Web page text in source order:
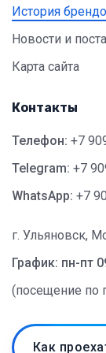
История
Новости и
Карта сайта
Контакты
Телефон: +7
Telegram: +7
WhatsApp: +7
г. Ульяновск,
График: пн-пт
(посещение по
Как